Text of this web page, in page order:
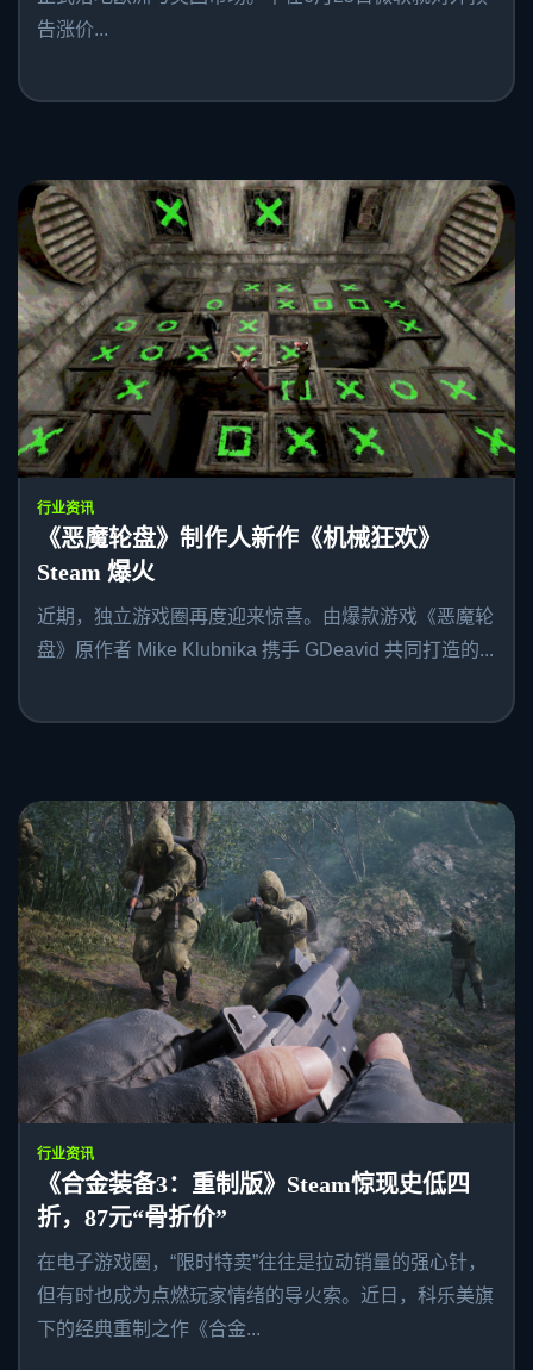
告涨价...
行业资讯
《恶魔轮盘》制作人新作《机械狂欢》
Steam 爆火
近期，独立游戏圈再度迎来惊喜。由爆款游戏《恶魔轮
盘》原作者 Mike Klubnika 携手 GDeavid 共同打造的...
行业资讯
《合金装备3：重制版》Steam惊现史低四
折，87元“骨折价”
在电子游戏圈，“限时特卖”往往是拉动销量的强心针，
但有时也成为点燃玩家情绪的导火索。近日，科乐美旗
下的经典重制之作《合金...